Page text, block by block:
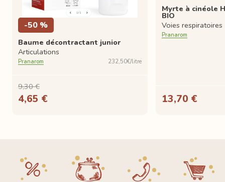
-50 %
Baume décontractant junior
Articulations
Pranarom 232,50€/litre
9,30 €
4,65 €
Myrte à cinéole
BIO
Voies respiratoires
Pranarom
13,70 €